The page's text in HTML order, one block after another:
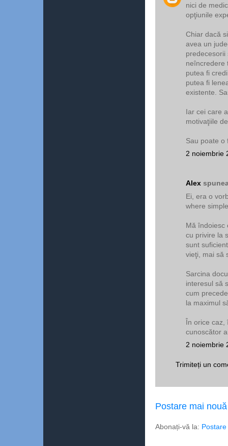
nici de
opţiunile
Chiar dacă
avea un
predecesorii
neîncredere
putea fi
putea fi
existente.
Iar cei care
motivaţiile
Sau poate o
2 noiembrie
Alex
Ei, era o
where
Mă îndoiesc
cu privire la
sunt
vieţi, mai să
Sarcina
interesul să
cum
la maximul
În orice caz,
cunoscător
2 noiembrie
Trimiteți un
Postare mai nouă
Abonați-vă la: